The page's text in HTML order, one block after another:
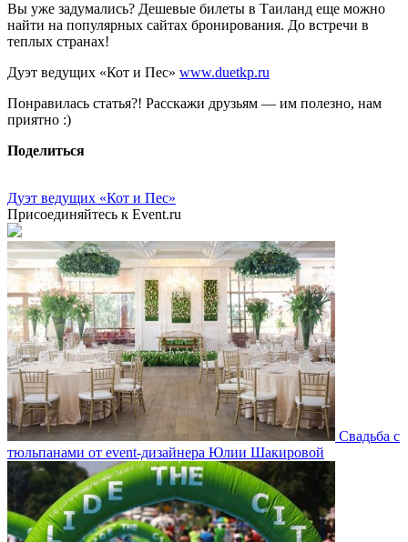
Вы уже задумались? Дешевые билеты в Таиланд еще можно
найти на популярных сайтах бронирования. До встречи в
теплых странах!
Дуэт ведущих «Кот и Пес» www.duetkp.ru
Понравилась статья?! Расскажи друзьям — им полезно, нам
приятно :)
Поделиться
Дуэт ведущих «Кот и Пес»
Присоединяйтесь к Event.ru
Свадьба с
тюльпанами от event-дизайнера Юлии Шакировой